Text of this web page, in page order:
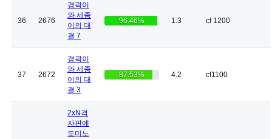
36 2676
경곽이
와 세종
이의 대
결 7
96.46% 1.3 cf 1200
37 2672
경곽이
와 세종
이의 대
결 3
87.53% 4.2 cf1100
2xN격
자판에
도미노